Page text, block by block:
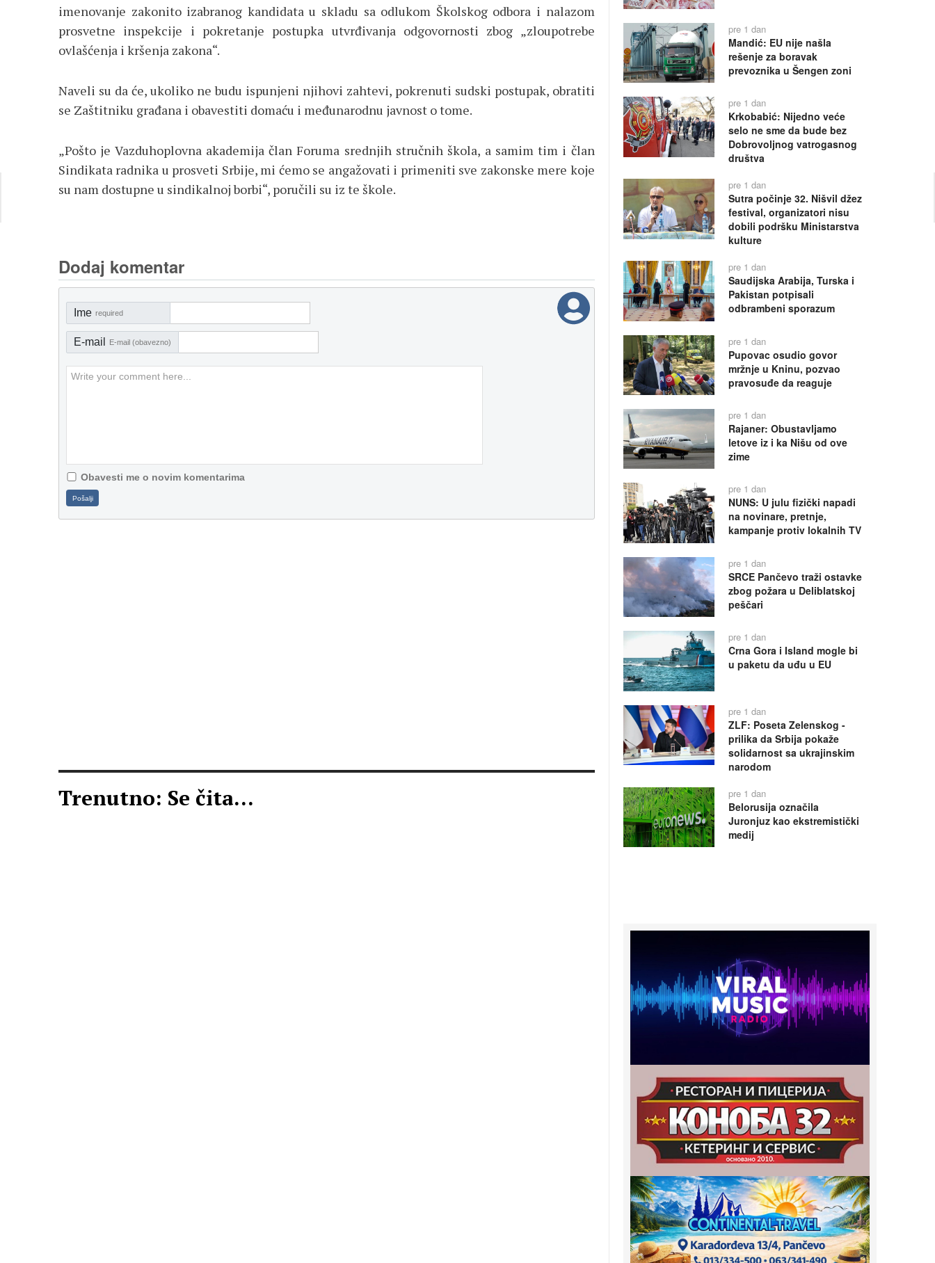
imenovanje zakonito izabranog kandidata u skladu sa odlukom Školskog odbora i nalazom
prosvetne inspekcije i pokretanje postupka utvrđivanja odgovornosti zbog „zloupotrebe
ovlašćenja i kršenja zakona“.
Naveli su da će, ukoliko ne budu ispunjeni njihovi zahtevi, pokrenuti sudski postupak, obratiti
se Zaštitniku građana i obavestiti domaću i međunarodnu javnost o tome.
„Pošto je Vazduhoplovna akademija član Foruma srednjih stručnih škola, a samim tim i član
Sindikata radnika u prosveti Srbije, mi ćemo se angažovati i primeniti sve zakonske mere koje
su nam dostupne u sindikalnoj borbi“, poručili su iz te škole.
Dodaj komentar
Ime required
E-mail E-mail (obavezno)
Obavesti me o novim komentarima
Pošalji
Trenutno: Se čita...
pre 1 dan
Mandić: EU nije našla
rešenje za boravak
prevoznika u Šengen zoni
pre 1 dan
Krkobabić: Nijedno veće
selo ne sme da bude bez
Dobrovoljnog vatrogasnog
društva
pre 1 dan
Sutra počinje 32. Nišvil džez
festival, organizatori nisu
dobili podršku Ministarstva
kulture
pre 1 dan
Saudijska Arabija, Turska i
Pakistan potpisali
odbrambeni sporazum
pre 1 dan
Pupovac osudio govor
mržnje u Kninu, pozvao
pravosuđe da reaguje
pre 1 dan
Rajaner: Obustavljamo
letove iz i ka Nišu od ove
zime
pre 1 dan
NUNS: U julu fizički napadi
na novinare, pretnje,
kampanje protiv lokalnih TV
pre 1 dan
SRCE Pančevo traži ostavke
zbog požara u Deliblatskoj
peščari
pre 1 dan
Crna Gora i Island mogle bi
u paketu da uđu u EU
pre 1 dan
ZLF: Poseta Zelenskog -
prilika da Srbija pokaže
solidarnost sa ukrajinskim
narodom
pre 1 dan
Belorusija označila
Juronjuz kao ekstremistički
medij